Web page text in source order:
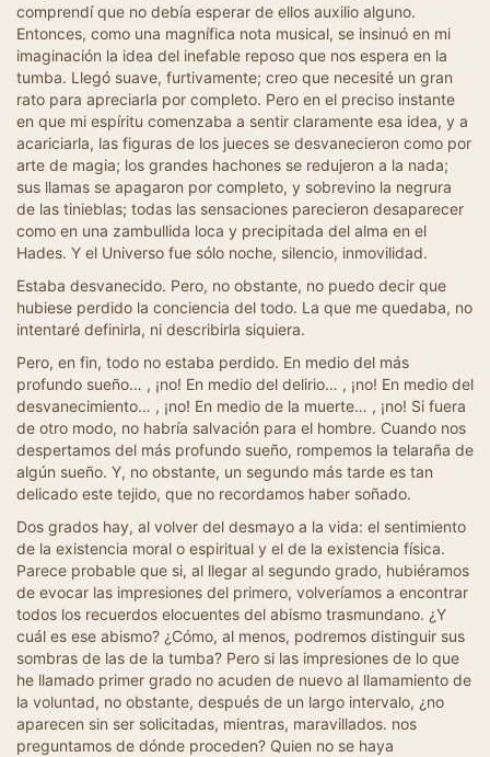
comprendí que no debía esperar de ellos auxilio alguno.
Entonces, como una magnífica nota musical, se insinuó en mi
imaginación la idea del inefable reposo que nos espera en la
tumba. Llegó suave, furtivamente; creo que necesité un gran
rato para apreciarla por completo. Pero en el preciso instante
en que mi espíritu comenzaba a sentir claramente esa idea, y a
acariciarla, las figuras de los jueces se desvanecieron como por
arte de magia; los grandes hachones se redujeron a la nada;
sus llamas se apagaron por completo, y sobrevino la negrura
de las tinieblas; todas las sensaciones parecieron desaparecer
como en una zambullida loca y precipitada del alma en el
Hades. Y el Universo fue sólo noche, silencio, inmovilidad.
Estaba desvanecido. Pero, no obstante, no puedo decir que
hubiese perdido la conciencia del todo. La que me quedaba, no
intentaré definirla, ni describirla siquiera.
Pero, en fin, todo no estaba perdido. En medio del más
profundo sueño… , ¡no! En medio del delirio… , ¡no! En medio del
desvanecimiento… , ¡no! En medio de la muerte… , ¡no! Si fuera
de otro modo, no habría salvación para el hombre. Cuando nos
despertamos del más profundo sueño, rompemos la telaraña de
algún sueño. Y, no obstante, un segundo más tarde es tan
delicado este tejido, que no recordamos haber soñado.
Dos grados hay, al volver del desmayo a la vida: el sentimiento
de la existencia moral o espiritual y el de la existencia física.
Parece probable que si, al llegar al segundo grado, hubiéramos
de evocar las impresiones del primero, volveríamos a encontrar
todos los recuerdos elocuentes del abismo trasmundano. ¿Y
cuál es ese abismo? ¿Cómo, al menos, podremos distinguir sus
sombras de las de la tumba? Pero si las impresiones de lo que
he llamado primer grado no acuden de nuevo al llamamiento de
la voluntad, no obstante, después de un largo intervalo, ¿no
aparecen sin ser solicitadas, mientras, maravillados. nos
preguntamos de dónde proceden? Quien no se haya